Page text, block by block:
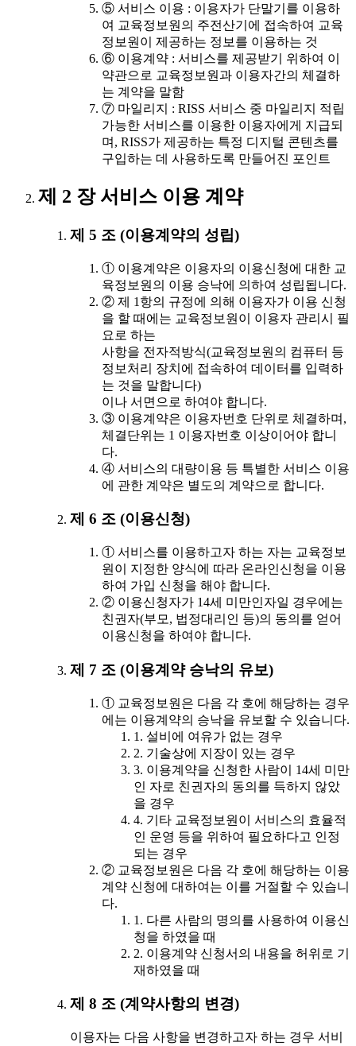
⑤ 서비스 이용 : 이용자가 단말기를 이용하
여 교육정보원의 주전산기에 접속하여 교육
정보원이 제공하는 정보를 이용하는 것
⑥ 이용계약 : 서비스를 제공받기 위하여 이
약관으로 교육정보원과 이용자간의 체결하
는 계약을 말함
⑦ 마일리지 : RISS 서비스 중 마일리지 적립
가능한 서비스를 이용한 이용자에게 지급되
며, RISS가 제공하는 특정 디지털 콘텐츠를
구입하는 데 사용하도록 만들어진 포인트
제 2 장 서비스 이용 계약
제 5 조 (이용계약의 성립)
① 이용계약은 이용자의 이용신청에 대한 교
육정보원의 이용 승낙에 의하여 성립됩니다.
② 제 1항의 규정에 의해 이용자가 이용 신청
을 할 때에는 교육정보원이 이용자 관리시 필
요로 하는
사항을 전자적방식(교육정보원의 컴퓨터 등
정보처리 장치에 접속하여 데이터를 입력하
는 것을 말합니다)
이나 서면으로 하여야 합니다.
③ 이용계약은 이용자번호 단위로 체결하며,
체결단위는 1 이용자번호 이상이어야 합니
다.
④ 서비스의 대량이용 등 특별한 서비스 이용
에 관한 계약은 별도의 계약으로 합니다.
제 6 조 (이용신청)
① 서비스를 이용하고자 하는 자는 교육정보
원이 지정한 양식에 따라 온라인신청을 이용
하여 가입 신청을 해야 합니다.
② 이용신청자가 14세 미만인자일 경우에는
친권자(부모, 법정대리인 등)의 동의를 얻어
이용신청을 하여야 합니다.
제 7 조 (이용계약 승낙의 유보)
① 교육정보원은 다음 각 호에 해당하는 경우
에는 이용계약의 승낙을 유보할 수 있습니다.
1. 설비에 여유가 없는 경우
2. 기술상에 지장이 있는 경우
3. 이용계약을 신청한 사람이 14세 미만
인 자로 친권자의 동의를 득하지 않았
을 경우
4. 기타 교육정보원이 서비스의 효율적
인 운영 등을 위하여 필요하다고 인정
되는 경우
② 교육정보원은 다음 각 호에 해당하는 이용
계약 신청에 대하여는 이를 거절할 수 있습니
다.
1. 다른 사람의 명의를 사용하여 이용신
청을 하였을 때
2. 이용계약 신청서의 내용을 허위로 기
재하였을 때
제 8 조 (계약사항의 변경)
이용자는 다음 사항을 변경하고자 하는 경우 서비